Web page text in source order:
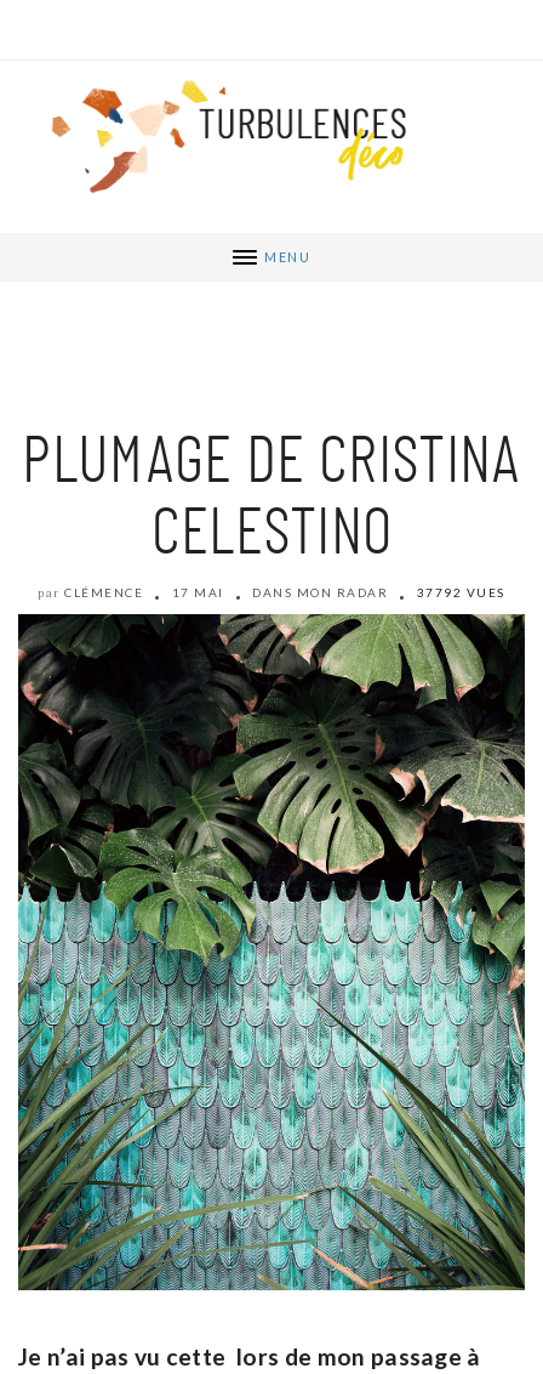
MENU
PLUMAGE DE CRISTINA
CELESTINO
par CLÉMENCE 17 MAI DANS MON RADAR 37792 VUES
Je n’ai pas vu cette lors de mon passage à